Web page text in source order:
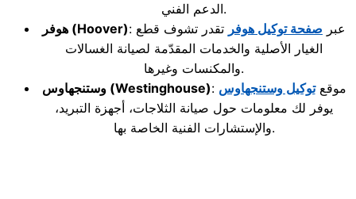
الدعم الفني.
هوفر (Hoover) : عبر صفحة توكيل هوفر تقدر تشوف قطع
الغيار الأصلية والخدمات المقدّمة لصيانة الغسالات
والمكنسات وغيرها.
وستنجهاوس(Westinghouse) : موقعتوكيل وستنجهاوس
يوفر لك معلومات حول صيانة الثلاجات، أجهزة التبريد،
والإستشارات الفنية الخاصة بها.